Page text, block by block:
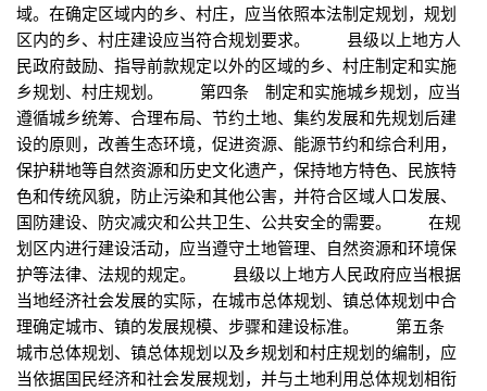
域。在确定区域内的乡、村庄，应当依照本法制定规划，规划
区内的乡、村庄建设应当符合规划要求。 县级以上地方人
民政府鼓励、指导前款规定以外的区域的乡、村庄制定和实施
乡规划、村庄规划。 第四条 制定和实施城乡规划，应当
遵循城乡统筹、合理布局、节约土地、集约发展和先规划后建
设的原则，改善生态环境，促进资源、能源节约和综合利用，
保护耕地等自然资源和历史文化遗产，保持地方特色、民族特
色和传统风貌，防止污染和其他公害，并符合区域人口发展、
国防建设、防灾减灾和公共卫生、公共安全的需要。 在规
划区内进行建设活动，应当遵守土地管理、自然资源和环境保
护等法律、法规的规定。 县级以上地方人民政府应当根据
当地经济社会发展的实际，在城市总体规划、镇总体规划中合
理确定城市、镇的发展规模、步骤和建设标准。 第五条
城市总体规划、镇总体规划以及乡规划和村庄规划的编制，应
当依据国民经济和社会发展规划，并与土地利用总体规划相衔